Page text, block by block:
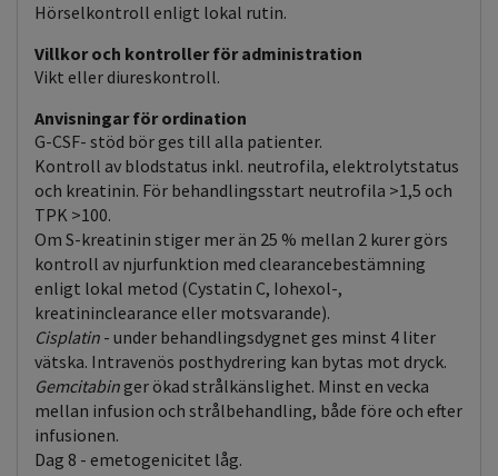
Hörselkontroll enligt lokal rutin.
Villkor och kontroller för administration
Vikt eller diureskontroll.
Anvisningar för ordination
G-CSF- stöd bör ges till alla patienter.
Kontroll av blodstatus inkl. neutrofila, elektrolytstatus
och kreatinin. För behandlingsstart neutrofila >1,5 och
TPK >100.
Om S-kreatinin stiger mer än 25 % mellan 2 kurer görs
kontroll av njurfunktion med clearancebestämning
enligt lokal metod (Cystatin C, Iohexol-,
kreatininclearance eller motsvarande).
Cisplatin - under behandlingsdygnet ges minst 4 liter
vätska. Intravenös posthydrering kan bytas mot dryck.
Gemcitabinger ökad strålkänslighet. Minst en vecka
mellan infusion och strålbehandling, både före och efter
infusionen.
Dag 8 - emetogenicitet låg.